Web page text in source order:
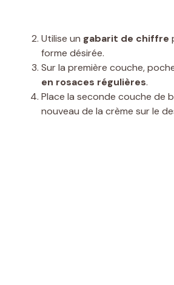
Utilise un gabarit de chiffre
forme désirée.
Sur la première couche,
en rosaces régulières.
Place la seconde couche de
nouveau de la crème sur le